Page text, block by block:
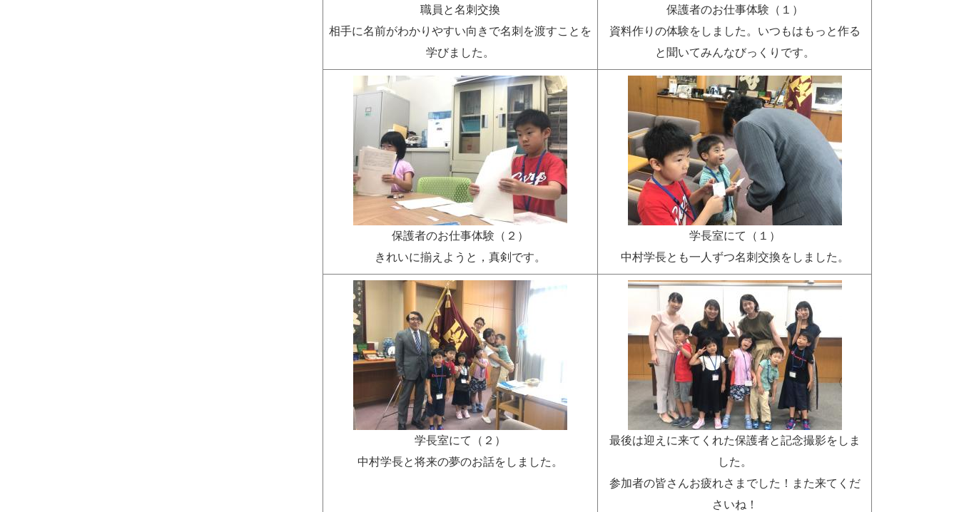
職員と名刺交換
相手に名前がわかりやすい向きで名刺を渡すことを
学びました。
保護者のお仕事体験（１）
資料作りの体験をしました。いつもはもっと作る
と聞いてみんなびっくりです。
保護者のお仕事体験（２）
きれいに揃えようと，真剣です。
学長室にて（１）
中村学長とも一人ずつ名刺交換をしました。
学長室にて（２）
中村学長と将来の夢のお話をしました。
最後は迎えに来てくれた保護者と記念撮影をしま
した。
参加者の皆さんお疲れさまでした！また来てくだ
さいね！